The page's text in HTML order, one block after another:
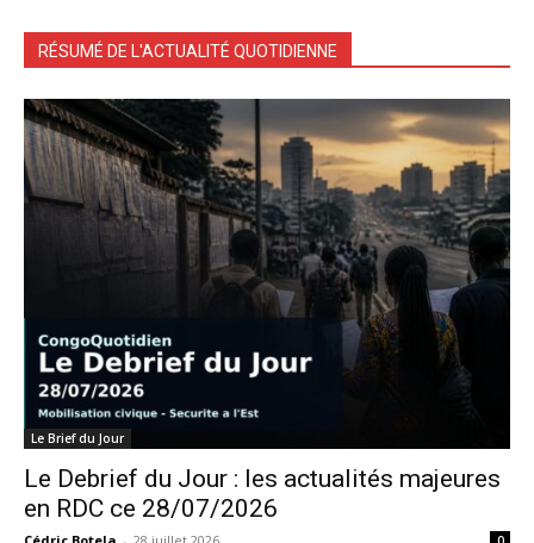
RÉSUMÉ DE L'ACTUALITÉ QUOTIDIENNE
Le Brief du Jour
Le Debrief du Jour : les actualités majeures
en RDC ce 28/07/2026